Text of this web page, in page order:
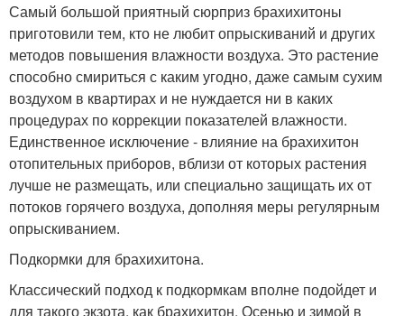
Самый большой приятный сюрприз брахихитоны
приготовили тем, кто не любит опрыскиваний и других
методов повышения влажности воздуха. Это растение
способно смириться с каким угодно, даже самым сухим
воздухом в квартирах и не нуждается ни в каких
процедурах по коррекции показателей влажности.
Единственное исключение - влияние на брахихитон
отопительных приборов, вблизи от которых растения
лучше не размещать, или специально защищать их от
потоков горячего воздуха, дополняя меры регулярным
опрыскиванием.
Подкормки для брахихитона.
Классический подход к подкормкам вполне подойдет и
для такого экзота, как брахихитон. Осенью и зимой в